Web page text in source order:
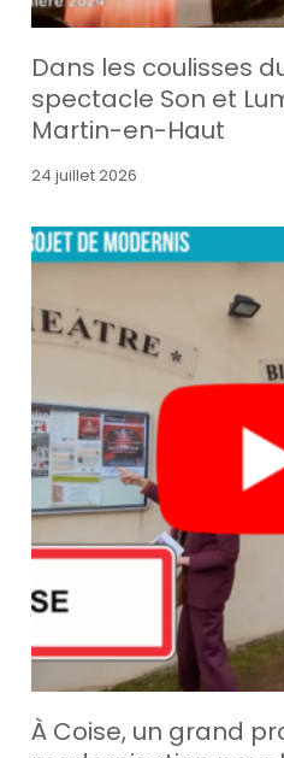
Dans les coulisses
spectacle Son et
Martin-en-Haut
24 juillet 2026
À Coise, un grand